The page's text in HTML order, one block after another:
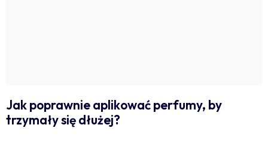
Jak poprawnie aplikować perfumy, by
trzymały się dłużej?